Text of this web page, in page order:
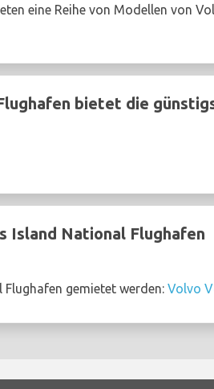
eine Reihe von Modellen von
bietet die
Island National Flughafen
gemietet werden: Volvo